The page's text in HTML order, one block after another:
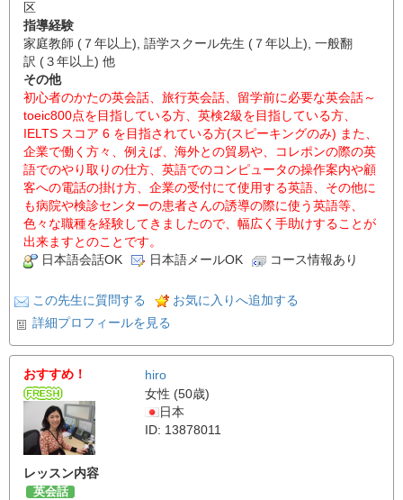
区
指導経験
家庭教師 (７年以上), 語学スクール先生 (７年以上), 一般翻
訳 (３年以上) 他
その他
初心者のかたの英会話、旅行英会話、留学前に必要な英会話～
toeic800点を目指している方、英検2級を目指している方、
IELTS スコア 6 を目指されている方(スピーキングのみ) また、
企業で働く方々、例えば、海外との貿易や、コレポンの際の英
語でのやり取りの仕方、英語でのコンピュータの操作案内や顧
客への電話の掛け方、企業の受付にて使用する英語、その他に
も病院や検診センターの患者さんの誘導の際に使う英語等、
色々な職種を経験してきましたので、幅広く手助けすることが
出来ますとのことです。
日本語会話OK
日本語メールOK コース情報あり
この先生に質問する
お気に入りへ追加する
詳細プロフィールを見る
おすすめ！
hiro
女性 (50歳)
日本
ID: 13878011
レッスン内容
英会話